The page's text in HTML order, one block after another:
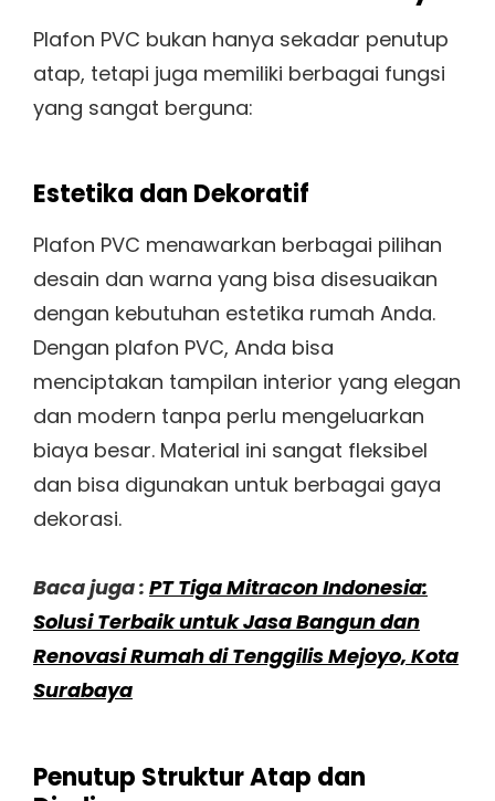
Plafon PVC bukan hanya sekadar penutup
atap, tetapi juga memiliki berbagai fungsi
yang sangat berguna:
Estetika dan Dekoratif
Plafon PVC menawarkan berbagai pilihan
desain dan warna yang bisa disesuaikan
dengan kebutuhan estetika rumah Anda.
Dengan plafon PVC, Anda bisa
menciptakan tampilan interior yang elegan
dan modern tanpa perlu mengeluarkan
biaya besar. Material ini sangat fleksibel
dan bisa digunakan untuk berbagai gaya
dekorasi.
Baca juga : PT Tiga Mitracon Indonesia:
Solusi Terbaik untuk Jasa Bangun dan
Renovasi Rumah di Tenggilis Mejoyo, Kota
Surabaya
Penutup Struktur Atap dan